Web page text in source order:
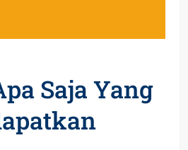
Saja Yang